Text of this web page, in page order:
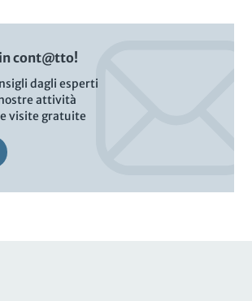
cont@tto!
dagli esperti
attività
visite gratuite